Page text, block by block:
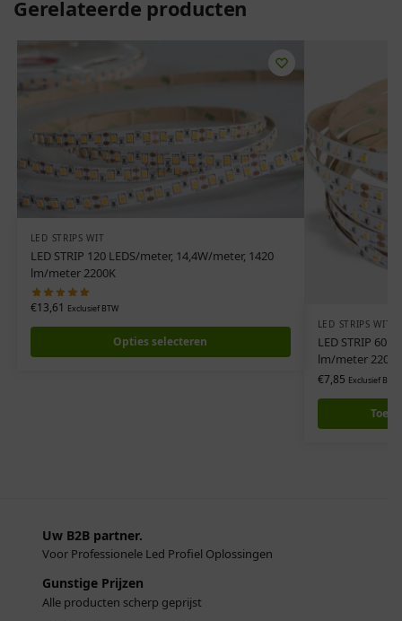
Gerelateerde producten
LED STRIPS WIT
LED STRIP 120 LEDS/meter, 14,4W/meter, 1420
lm/meter 2200K
€13,61 Exclusief BTW
Opties selecteren
LED STRIPS WIT
LED STRIP 60
lm/meter 2200K
€7,85 Exclusief BTW
Uw B2B partner.
Voor Professionele Led Profiel Oplossingen
Gunstige Prijzen
Alle producten scherp geprijst